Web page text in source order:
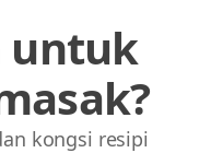
untuk
kongsi resipi